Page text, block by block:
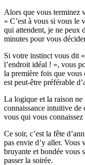
Alors que vous terminez
« C’est à vous si vous le
qui attendent, je ne peux
minutes pour vous
Si votre instinct vous dit
l’endroit idéal ! », vous
la première fois que vous
est peut-être préférable
La logique et la raison
connaissance intuitive de
vous qui vous
Ce soir, c’est la fête
pas envie d’y aller. Vous
bruyante et bondée vous
passer la soirée.